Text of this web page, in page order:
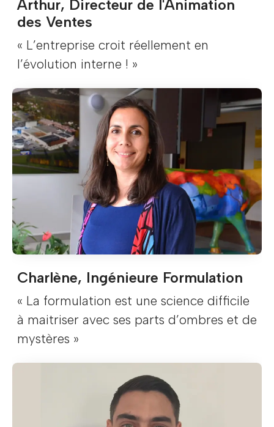
Arthur, Directeur de l'Animation
des Ventes
« L’entreprise croit réellement en
l’évolution interne ! »
Charlène, Ingénieure Formulation
« La formulation est une science difficile
à maitriser avec ses parts d’ombres et de
mystères »